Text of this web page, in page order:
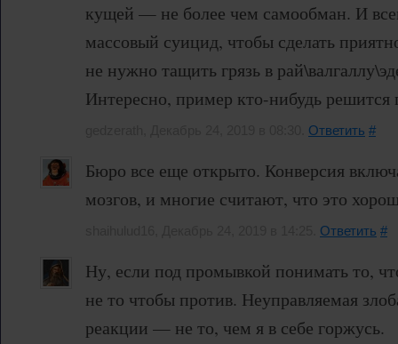
кущей — не более чем самообман. И
массовый суицид, чтобы сделать
не нужно тащить грязь в
Интересно, пример кто-нибудь решится
Ответить #
Бюро все еще открыто. Конверсия
мозгов, и многие считают, что это
Ответить #
Ну, если под промывкой понимать то,
не то чтобы против. Неуправляемая
реакции — не то, чем я в себе горжусь.